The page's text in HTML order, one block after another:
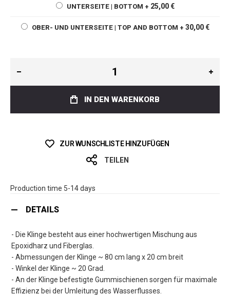
UNTERSEITE | BOTTOM + 25,00 €
OBER- UND UNTERSEITE | TOP AND BOTTOM + 30,00 €
IN DEN WARENKORB
ZUR WUNSCHLISTE HINZUFÜGEN
TEILEN
Production time 5-14 days
DETAILS
- Die Klinge besteht aus einer hochwertigen Mischung aus
Epoxidharz und Fiberglas.
- Abmessungen der Klinge ~ 80 cm lang x 20 cm breit
- Winkel der Klinge ~ 20 Grad.
- An der Klinge befestigte Gummischienen sorgen für maximale
Effizienz bei der Umleitung des Wasserflusses.